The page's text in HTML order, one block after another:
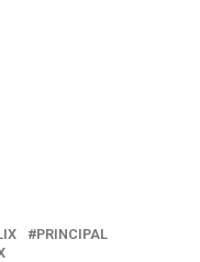
PRINCIPAL